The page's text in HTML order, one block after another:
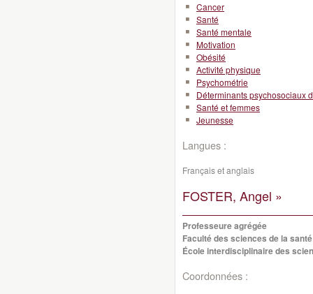
Cancer
Santé
Santé mentale
Motivation
Obésité
Activité physique
Psychométrie
Déterminants psychosociaux
Santé et femmes
Jeunesse
Langues :
Français et anglais
FOSTER, Angel »
Professeure agrégée
Faculté des sciences de la santé
École interdisciplinaire des
Coordonnées :